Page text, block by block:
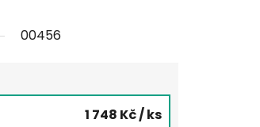
00456
1 748 Kč/ ks